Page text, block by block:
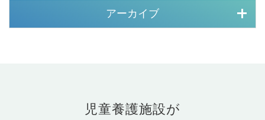
アーカイブ
児童養護施設が